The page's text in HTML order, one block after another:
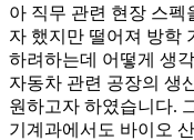
아 직무 관련 현장 스펙
자 했지만 떨어져 방학
하려하는데 어떻게 생
자동차 관련 공장의 생
원하고자 하였습니다.
기계과에서도 바이오